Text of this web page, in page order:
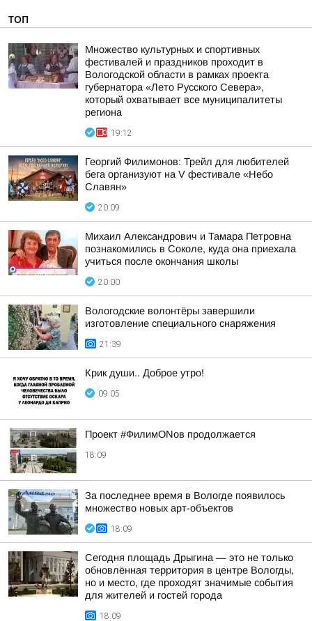
ТОП
Множество культурных и спортивных
фестивалей и праздников проходит в
Вологодской области в рамках проекта
губернатора «Лето Русского Севера»,
который охватывает все муниципалитеты
региона
19:12
Георгий Филимонов: Трейл для любителей
бега организуют на V фестивале «Небо
Славян»
20:09
Михаил Александрович и Тамара Петровна
познакомились в Соколе, куда она приехала
учиться после окончания школы
20:00
Вологодские волонтёры завершили
изготовление специального снаряжения
21:39
Крик души.. Доброе утро!
09:05
Проект #ФилимONов продолжается
18:09
За последнее время в Вологде появилось
множество новых арт-объектов
18:09
Сегодня площадь Дрыгина — это не только
обновлённая территория в центре Вологды,
но и место, где проходят значимые события
для жителей и гостей города
18:09